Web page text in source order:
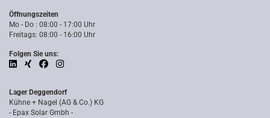
Öffnungszeiten
Mo - Do : 08:00 - 17:00 Uhr
Freitags: 08:00 - 16:00 Uhr
Folgen Sie uns:
Lager Deggendorf
Kühne + Nagel (AG & Co.) KG
- Epax Solar Gmbh -